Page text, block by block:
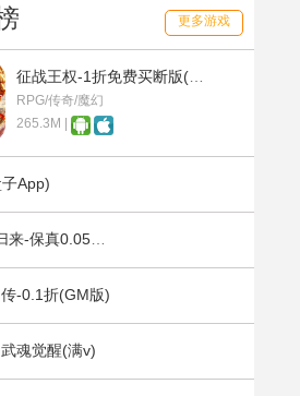
更多游戏
RPG/传奇/魔幻
265.3M |
App)
-0.1折(GM版)
魂觉醒(满v)